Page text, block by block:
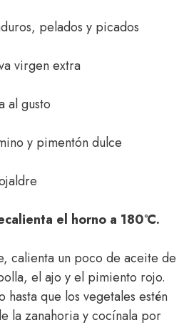
pelados y picados
virgen extra
al gusto
y pimentón dulce
el horno a 180°C.
calienta un poco de aceite de
el ajo y el pimiento rojo.
que los vegetales estén
la zanahoria y cocínala por